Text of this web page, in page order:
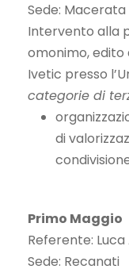
Sede: Macerata
Intervento alla
omonimo, edito
Ivetic presso
categorie di
di
Primo Maggio
Referente:
Sede: Recanati